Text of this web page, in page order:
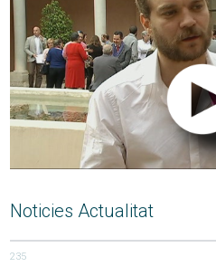
Noticies Actualitat
235